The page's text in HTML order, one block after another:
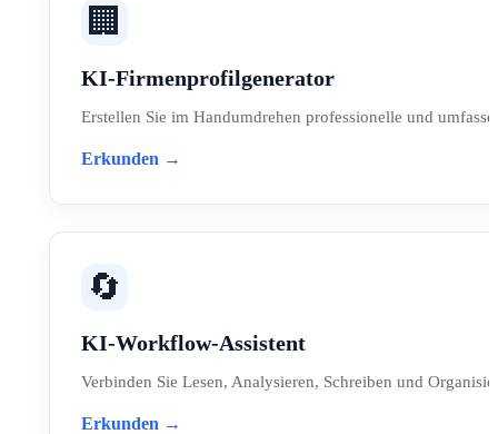
🏢
KI-Firmenprofilgenerator
Erstellen Sie im Handumdrehen professionelle und
Erkunden →
🔄
KI-Workflow-Assistent
Verbinden Sie Lesen, Analysieren, Schreiben und
Erkunden →